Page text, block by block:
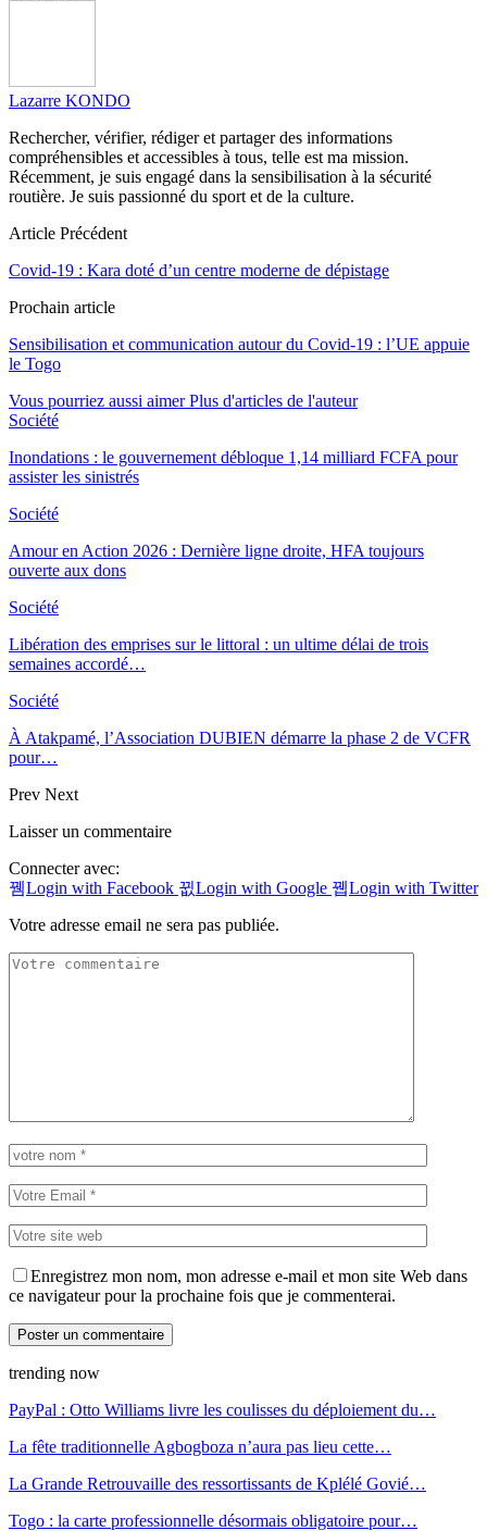
Lazarre KONDO
Rechercher, vérifier, rédiger et partager des informations
compréhensibles et accessibles à tous, telle est ma mission.
Récemment, je suis engagé dans la sensibilisation à la sécurité
routière. Je suis passionné du sport et de la culture.
Article Précédent
Covid-19 : Kara doté d’un centre moderne de dépistage
Prochain article
Sensibilisation et communication autour du Covid-19 : l’UE appuie
le Togo
Vous pourriez aussi aimer Plus d'articles de l'auteur
Société
Inondations : le gouvernement débloque 1,14 milliard FCFA pour
assister les sinistrés
Société
Amour en Action 2026 : Dernière ligne droite, HFA toujours
ouverte aux dons
Société
Libération des emprises sur le littoral : un ultime délai de trois
semaines accordé…
Société
À Atakpamé, l’Association DUBIEN démarre la phase 2 de VCFR
pour…
Prev Next
Laisser un commentaire
Connecter avec:
Login with Facebook
Login with Google
Login with Twitter
Votre adresse email ne sera pas publiée.
Enregistrez mon nom, mon adresse e-mail et mon site Web dans
ce navigateur pour la prochaine fois que je commenterai.
trending now
PayPal : Otto Williams livre les coulisses du déploiement du…
La fête traditionnelle Agbogboza n’aura pas lieu cette…
La Grande Retrouvaille des ressortissants de Kplélé Govié…
Togo : la carte professionnelle désormais obligatoire pour…